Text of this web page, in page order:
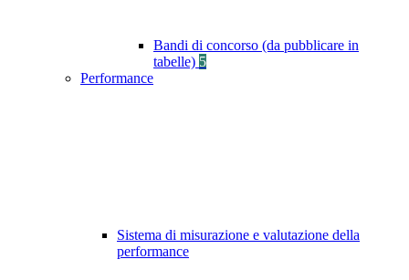
Bandi di concorso (da pubblicare in
tabelle) 5
Performance
Sistema di misurazione e valutazione della
performance